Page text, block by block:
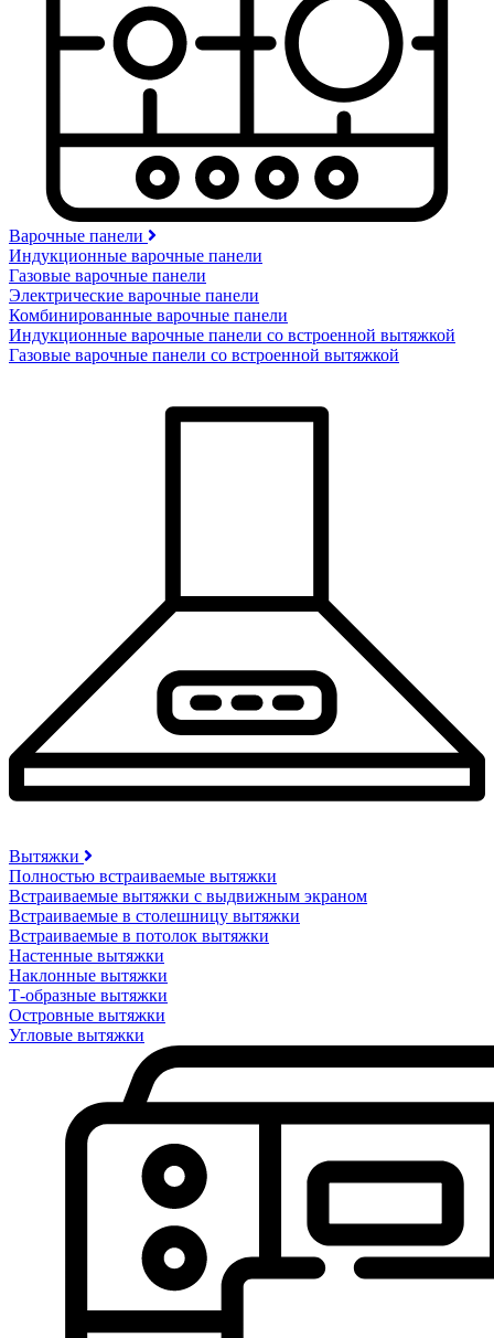
Варочные панели
Индукционные варочные панели
Газовые варочные панели
Электрические варочные панели
Комбинированные варочные панели
Индукционные варочные панели со встроенной вытяжкой
Газовые варочные панели со встроенной вытяжкой
Вытяжки
Полностью встраиваемые вытяжки
Встраиваемые вытяжки с выдвижным экраном
Встраиваемые в столешницу вытяжки
Встраиваемые в потолок вытяжки
Настенные вытяжки
Наклонные вытяжки
Т-образные вытяжки
Островные вытяжки
Угловые вытяжки